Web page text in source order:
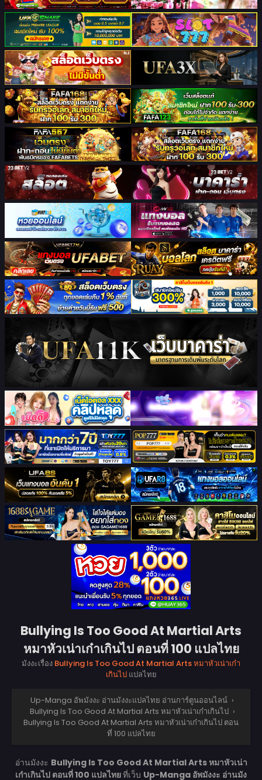
Bullying Is Too Good At Martial Arts
หมาหัวเน่าเก๋าเกินไป ตอนที่ 100 แปลไทย
มังงะเรื่อง Bullying Is Too Good At Martial Arts หมาหัวเน่าเก๋า
เกินไปแปลไทย
Up-Manga อัพมังงะ อ่านมังงะแปลไทย อ่านการ์ตูนออนไลน์ ›
Bullying Is Too Good At Martial Arts หมาหัวเน่าเก๋าเกินไป ›
Bullying Is Too Good At Martial Arts หมาหัวเน่าเก๋าเกินไป ตอน
ที่ 100 แปลไทย
อ่านมังงะ Bullying Is Too Good At Martial Arts หมาหัวเน่า
เก๋าเกินไป ตอนที่ 100 แปลไทยที่เว็บ Up-Manga อัพมังงะ อ่านมัง